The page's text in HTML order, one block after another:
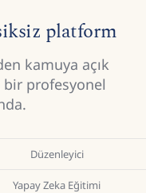
platform
kamuya açık
profesyonel
Düzenleyici
Yapay Zeka Eğitimi